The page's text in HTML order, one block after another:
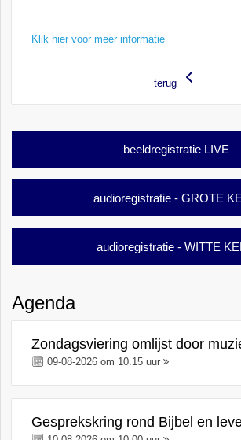
Klik hier voor meer informatie
terug
beeldregistratie LIVE
audioregistratie - GROTE
audioregistratie - WITTE
Agenda
Zondagsviering omlijst door
09-08-2026 om 10.15 uur
Gesprekskring rond Bijbel en